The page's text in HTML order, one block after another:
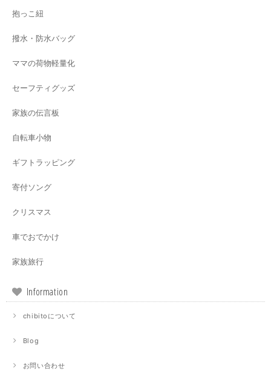
抱っこ紐
撥水・防水バッグ
ママの荷物軽量化
セーフティグッズ
家族の伝言板
自転車小物
ギフトラッピング
寄付ソング
クリスマス
車でおでかけ
家族旅行
Information
chibitoについて
Blog
お問い合わせ